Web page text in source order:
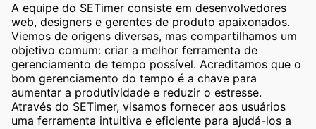
A equipe do SETimer consiste em desenvolvedores
web, designers e gerentes de produto apaixonados.
Viemos de origens diversas, mas compartilhamos um
objetivo comum: criar a melhor ferramenta de
gerenciamento de tempo possível. Acreditamos que o
bom gerenciamento do tempo é a chave para
aumentar a produtividade e reduzir o estresse.
Através do SETimer, visamos fornecer aos usuários
uma ferramenta intuitiva e eficiente para ajudá-los a